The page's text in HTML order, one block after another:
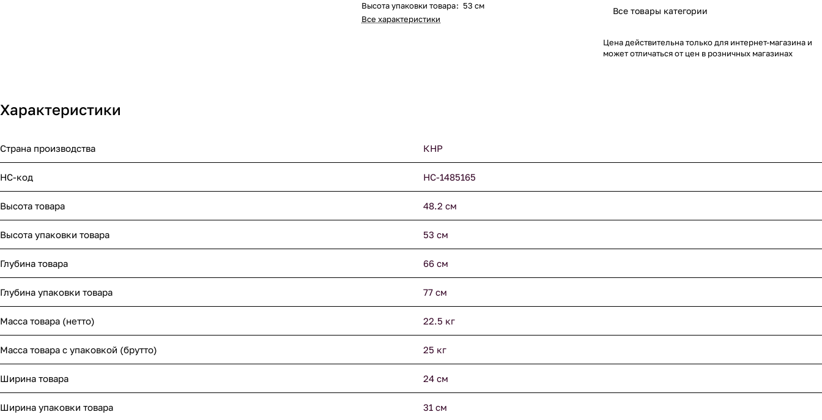
Высота упаковки товара: 53 см
Все характеристики
Все товары категории
Цена действительна только для интернет-магазина и
может отличаться от цен в розничных магазинах
Характеристики
Страна производства КНР
НС-код НС-1485165
Высота товара 48.2 см
Высота упаковки товара 53 см
Глубина товара 66 см
Глубина упаковки товара 77 см
Масса товара (нетто) 22.5 кг
Масса товара с упаковкой (брутто) 25 кг
Ширина товара 24 см
Ширина упаковки товара 31 см